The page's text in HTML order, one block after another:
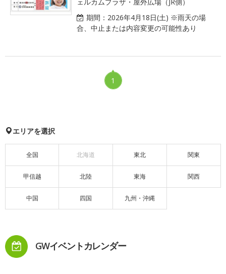
期間： 2026年4月18日(土) ※雨天の場
合、中止または内容変更の可能性あり
1
エリアを選択
全国 北海道 東北 関東
甲信越 北陸 東海 関西
中国 四国 九州・沖縄
GWイベントカレンダー